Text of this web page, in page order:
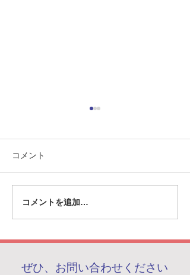
英国ファンボロー国際航
空ショーにて弊社技術が
コメント
コメントを追加…
ぜひ、お問い合わせください